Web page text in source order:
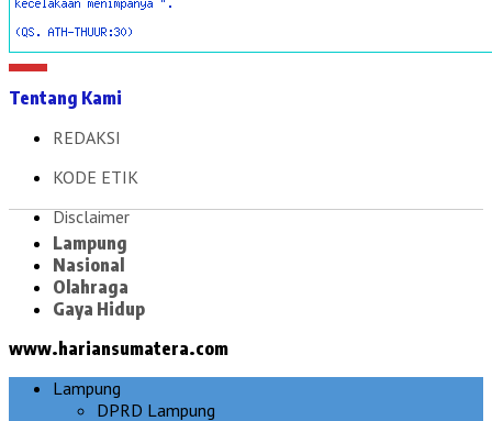
Tentang Kami
REDAKSI
KODE ETIK
Disclaimer
Lampung
Nasional
Olahraga
Gaya Hidup
www.hariansumatera.com
Lampung
DPRD Lampung